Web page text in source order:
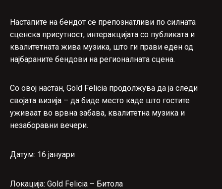
Настапите на бендот се препознатливи по силната
сценска присутност, интеракцијата со публиката и
квалитетната жива музика, што ги прави еден од
најбараните бендови на регионалната сцена.
Со овој настан, Gold Felicia продолжува да ја следи
својата визија – да биде место каде што гостите
уживаат во врвна забава, квалитетна музика и
незаборавни вечери.
Датум: 16 јануари
Локација: Gold Felicia – Битола